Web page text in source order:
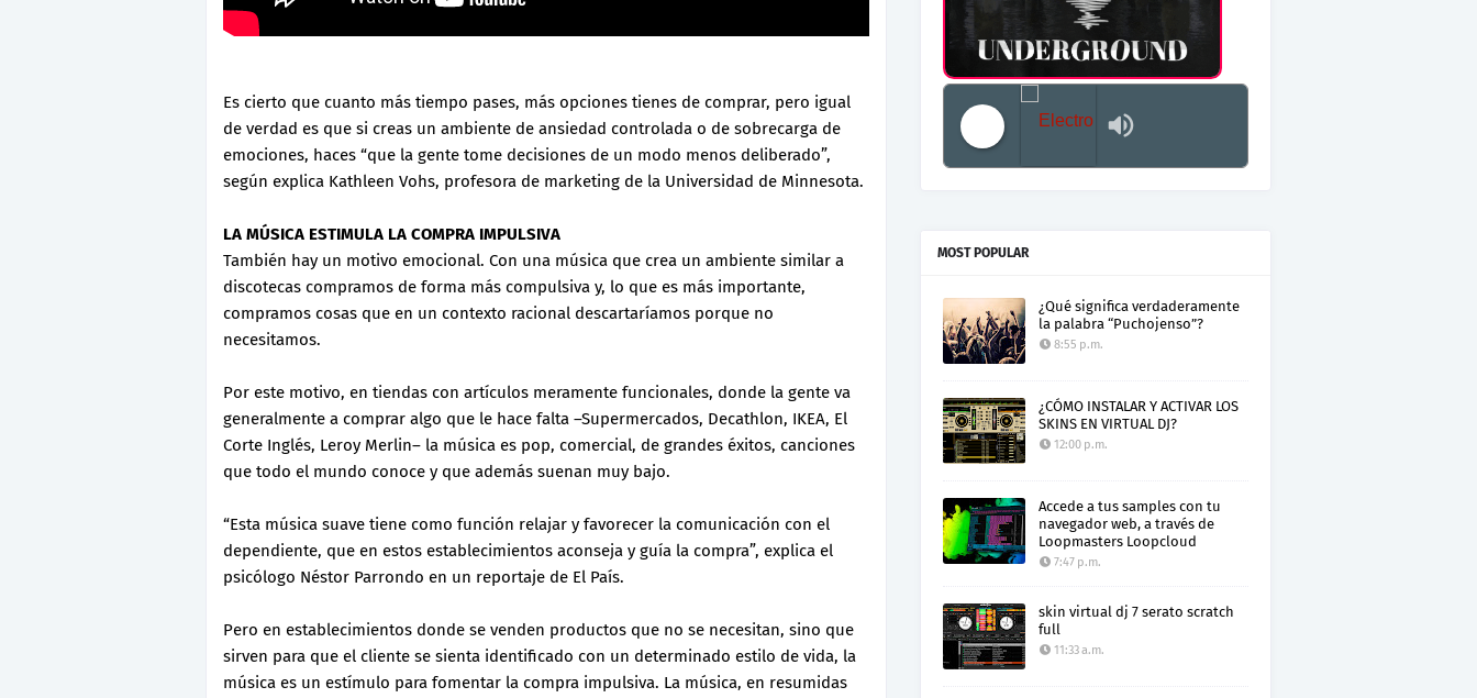
Es cierto que cuanto más tiempo pases, más opciones tienes de comprar, pero igual
de verdad es que si creas un ambiente de ansiedad controlada o de sobrecarga de
emociones, haces “que la gente tome decisiones de un modo menos deliberado”,
según explica Kathleen Vohs, profesora de marketing de la Universidad de Minnesota.
LA MÚSICA ESTIMULA LA COMPRA IMPULSIVA
También hay un motivo emocional. Con una música que crea un ambiente similar a
discotecas compramos de forma más compulsiva y, lo que es más importante,
compramos cosas que en un contexto racional descartaríamos porque no
necesitamos.
Por este motivo, en tiendas con artículos meramente funcionales, donde la gente va
generalmente a comprar algo que le hace falta –Supermercados, Decathlon, IKEA, El
Corte Inglés, Leroy Merlin– la música es pop, comercial, de grandes éxitos, canciones
que todo el mundo conoce y que además suenan muy bajo.
“Esta música suave tiene como función relajar y favorecer la comunicación con el
dependiente, que en estos establecimientos aconseja y guía la compra”, explica el
psicólogo Néstor Parrondo en un reportaje de El País.
Pero en establecimientos donde se venden productos que no se necesitan, sino que
sirven para que el cliente se sienta identificado con un determinado estilo de vida, la
música es un estímulo para fomentar la compra impulsiva. La música, en resumidas
MOST POPULAR
¿Qué significa verdaderamente
la palabra “Puchojenso”?
8:55 p.m.
¿CÓMO INSTALAR Y ACTIVAR LOS
SKINS EN VIRTUAL DJ?
12:00 p.m.
Accede a tus samples con tu
navegador web, a través de
Loopmasters Loopcloud
7:47 p.m.
skin virtual dj 7 serato scratch
full
11:33 a.m.